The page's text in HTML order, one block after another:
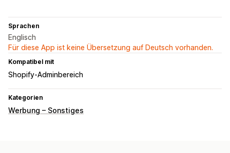
Sprachen
Englisch
Für diese App ist keine Übersetzung auf Deutsch vorhanden.
Kompatibel mit
Shopify-Adminbereich
Kategorien
Werbung – Sonstiges